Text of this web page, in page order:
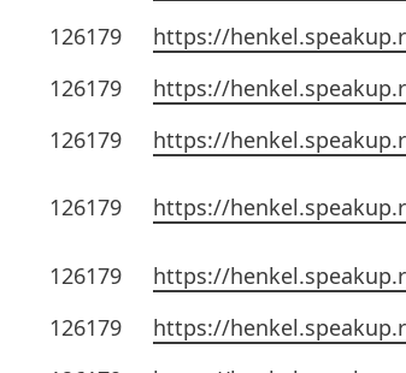
126179
https://
126179
https://
126179 https://
126179 https://
126179
https://
126179
https://